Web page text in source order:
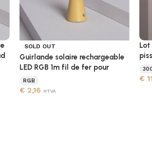
SOLD OUT
Guirlande solaire rechargeable
LED RGB 1m fil de fer pour
RGB
€2,16 HTVA
Lot
€